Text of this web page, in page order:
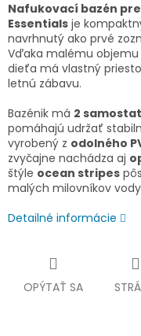
Nafukovací bazén
Essentials je
navrhnutý ako prvé
Vďaka malému
dieťa má vlastný
letnú zábavu.
Bazénik má 2
pomáhajú udržať
vyrobený z odolného
zvyčajne nachádza aj
štýle ocean stripes
malých milovníkov
Detailné informácie
OPÝTAŤ SA